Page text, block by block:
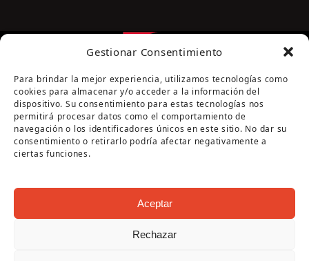
Gestionar Consentimiento
Para brindar la mejor experiencia, utilizamos tecnologías como
cookies para almacenar y/o acceder a la información del
dispositivo. Su consentimiento para estas tecnologías nos
permitirá procesar datos como el comportamiento de
navegación o los identificadores únicos en este sitio. No dar su
consentimiento o retirarlo podría afectar negativamente a
ciertas funciones.
Aceptar
Rechazar
Página cofinanciada por la Diputación de Córdoba